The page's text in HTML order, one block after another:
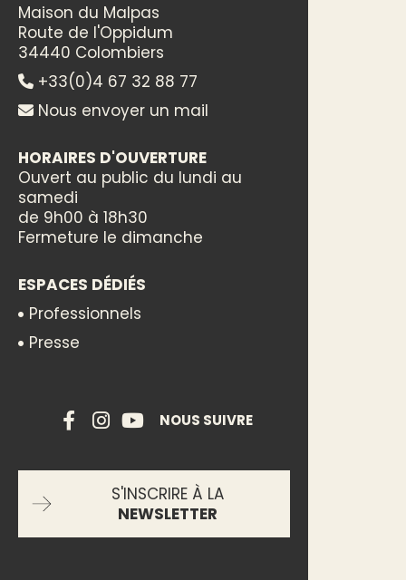
Maison du Malpas
Route de l'Oppidum
34440 Colombiers
+33(0)4 67 32 88 77
Nous envoyer un mail
HORAIRES D'OUVERTURE
Ouvert au public du lundi au
samedi
de 9h00 à 18h30
Fermeture le dimanche
ESPACES DÉDIÉS
Professionnels
Presse
NOUS SUIVRE
S'INSCRIRE À LA
NEWSLETTER